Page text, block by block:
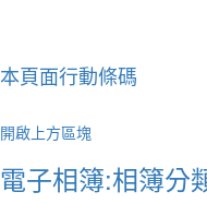
本頁面行動條碼
開啟上方區塊
電子相簿:相簿分